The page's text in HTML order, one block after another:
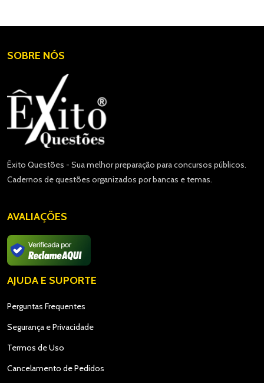
SOBRE NÓS
Êxito Questões - Sua melhor preparação para concursos públicos.
Cadernos de questões organizados por bancas e temas.
AVALIAÇÕES
AJUDA E SUPORTE
Perguntas Frequentes
Segurança e Privacidade
Termos de Uso
Cancelamento de Pedidos